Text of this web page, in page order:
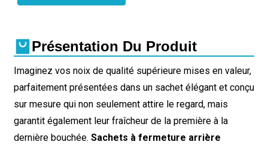
Présentation Du Produit
Imaginez vos noix de qualité supérieure mises en valeur,
parfaitement présentées dans un sachet élégant et conçu
sur mesure qui non seulement attire le regard, mais
garantit également leur fraîcheur de la première à la
dernière bouchée. Sachets à fermeture arrière